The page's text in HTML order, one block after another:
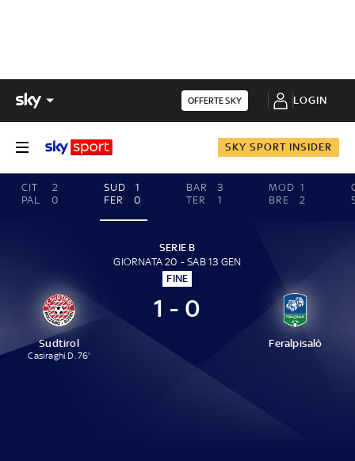
OFFERTE SKY LOGIN
SKY SPORT INSIDER
CIT
2
PAL
0
SUD
1
FER
0
BAR
3
TER
1
MOD 1
BRE
2
SERIE B
GIORNATA 20 - SAB 13 GEN
FINE
Sudtirol
Casiraghi D. 76'
1 - 0
Feralpisalò